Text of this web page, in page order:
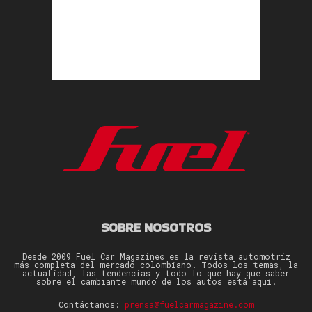
SOBRE NOSOTROS
Desde 2009 Fuel Car Magazine® es la revista automotriz
más completa del mercado colombiano. Todos los temas, la
actualidad, las tendencias y todo lo que hay que saber
sobre el cambiante mundo de los autos está aquí.
Contáctanos: prensa@fuelcarmagazine.com